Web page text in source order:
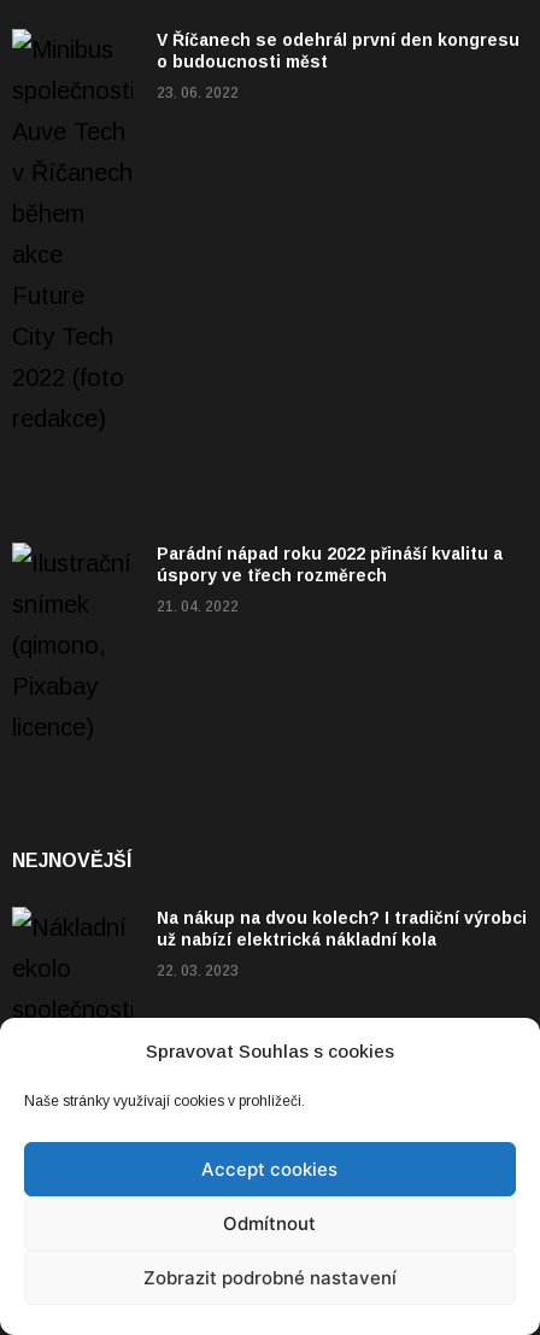
Spravovat Souhlas s cookies
Naše stránky využívají cookies v prohlížeči.
Accept cookies
Odmítnout
Zobrazit podrobné nastavení
V Říčanech se odehrál první den kongresu
o budoucnosti měst
23. 06. 2022
Parádní nápad roku 2022 přináší kvalitu a
úspory ve třech rozměrech
21. 04. 2022
NEJNOVĚJŠÍ
Na nákup na dvou kolech? I tradiční výrobci
už nabízí elektrická nákladní kola
22. 03. 2023